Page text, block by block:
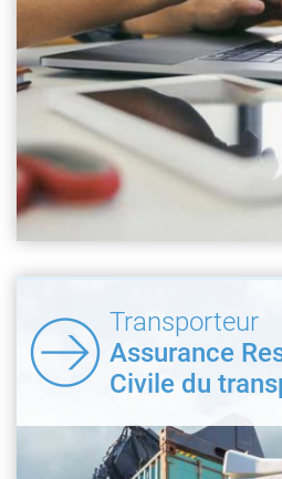
Transporteur
Assurance
Civile du